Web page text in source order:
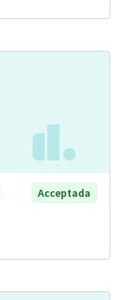
Acceptada